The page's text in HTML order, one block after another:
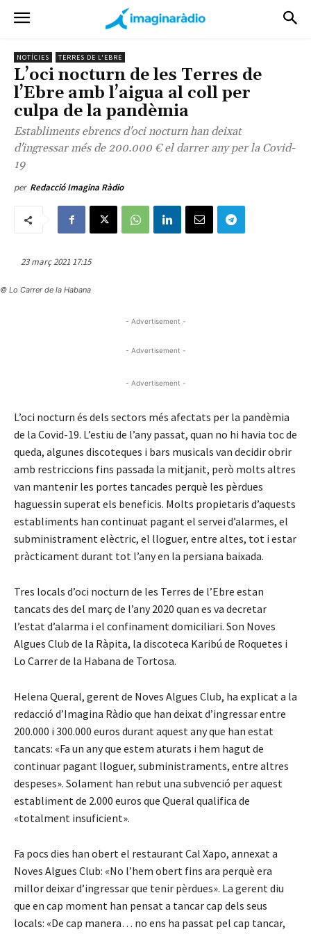
NOTÍCIES TERRES DE L'EBRE
L’oci nocturn de les Terres de
l’Ebre amb l’aigua al coll per
culpa de la pandèmia
Establiments ebrencs d'oci nocturn han deixat
d'ingressar més de 200.000 € el darrer any per la Covid-
19
per Redacció Imagina Ràdio
23 març 2021 17:15
© Lo Carrer de la Habana
- Advertisement -
- Advertisement -
- Advertisement -
L’oci nocturn és dels sectors més afectats per la pandèmia
de la Covid-19. L’estiu de l’any passat, quan no hi havia toc de
queda, algunes discoteques i bars musicals van decidir obrir
amb restriccions fins passada la mitjanit, però molts altres
van mantenir les portes tancades perquè les pèrdues
haguessin superat els beneficis. Molts propietaris d’aquests
establiments han continuat pagant el servei d’alarmes, el
subministrament elèctric, el lloguer, entre altes, tot i estar
pràcticament durant tot l’any en la persiana baixada.
Tres locals d’oci nocturn de les Terres de l’Ebre estan
tancats des del març de l’any 2020 quan es va decretar
l’estat d’alarma i el confinament domiciliari. Son Noves
Algues Club de la Ràpita, la discoteca Karibú de Roquetes i
Lo Carrer de la Habana de Tortosa.
Helena Queral, gerent de Noves Algues Club, ha explicat a la
redacció d’Imagina Ràdio que han deixat d’ingressar entre
200.000 i 300.000 euros durant aquest any que han estat
tancats: «Fa un any que estem aturats i hem hagut de
continuar pagant lloguer, subministraments, entre altres
despeses». Solament han rebut una subvenció per aquest
establiment de 2.000 euros que Queral qualifica de
«totalment insuficient».
Fa pocs dies han obert el restaurant Cal Xapo, annexat a
Noves Algues Club: «No l’hem obert fins ara perquè era
millor deixar d’ingressar que tenir pèrdues». La gerent diu
que en cap moment han pensat a tancar cap dels seus
locals: «De cap manera… no ens ha passat pel cap tancar,